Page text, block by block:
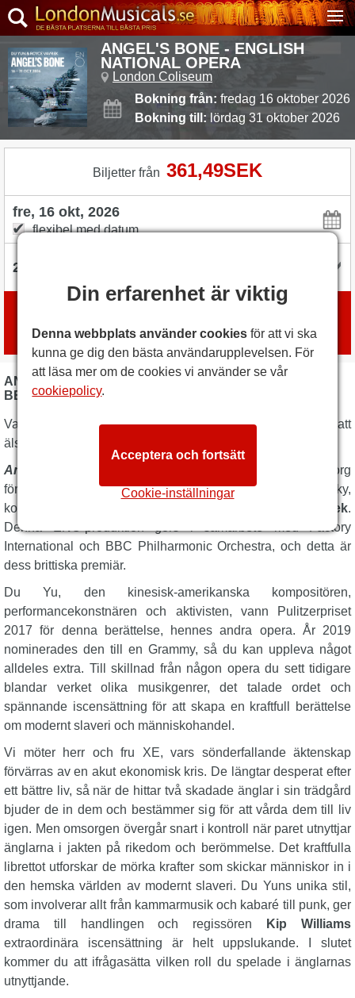
ANGEL'S BONE - ENGLISH
NATIONAL OPERA
London Coliseum
Bokning från: fredag 16 oktober 2026
Bokning till: lördag 31 oktober 2026
Biljetter från 361,49SEK
flexibel med datum
medLondon Box Office
ANGEL'S BONE - ENGLISH NATIONAL OPERA
BESKRIVNING
Vad händer när ett par änglar faller till jorden? Du kommer att
älska den mörka, obehagliga
Angel's Bone
väver en oroande liknelse där omsorg
förvandlas till förakt och kärlek förvandlas till avsky,
komponerad av
Royce Vavrek.
Denna ENO-produktion görs i samarbete med Factory
International och BBC Philharmonic Orchestra, och detta är
dess brittiska premiär.
Du Yu, den kinesisk-amerikanska kompositören,
performancekonstnären och aktivisten, vann Pulitzerpriset
2017 för denna berättelse, hennes andra opera. År 2019
nominerades den till en Grammy, så du kan uppleva något
alldeles extra. Till skillnad från någon opera du sett tidigare
blandar verket olika musikgenrer, det talade ordet och
spännande iscensättning för att skapa en kraftfull berättelse
om modernt slaveri och människohandel.
Vi möter herr och fru XE, vars sönderfallande äktenskap
förvärras av en akut ekonomisk kris. De längtar desperat efter
ett bättre liv, så när de hittar två skadade änglar i sin trädgård
bjuder de in dem och bestämmer sig för att vårda dem till liv
igen. Men omsorgen övergår snart i kontroll när paret utnyttjar
änglarna i jakten på rikedom och berömmelse. Det kraftfulla
librettot utforskar de mörka krafter som skickar människor in i
den hemska världen av modernt slaveri. Du Yuns unika stil,
som involverar allt från kammarmusik och kabaré till punk, ger
drama till handlingen och regissören
Kip Williams
extraordinära iscensättning är helt uppslukande. I slutet
kommer du att ifrågasätta vilken roll du spelade i änglarnas
utnyttjande.
Din erfarenhet är viktig
Denna webbplats använder cookies för att vi ska
kunna ge dig den bästa användarupplevelsen. För
att läsa mer om de cookies vi använder se vår
cookiepolicy.
Cookie-inställningar
Acceptera och fortsätt